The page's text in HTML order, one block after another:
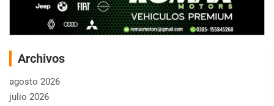
Archivos
agosto 2026
julio 2026